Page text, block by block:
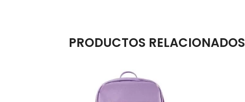
PRODUCTOS RELACIONADOS